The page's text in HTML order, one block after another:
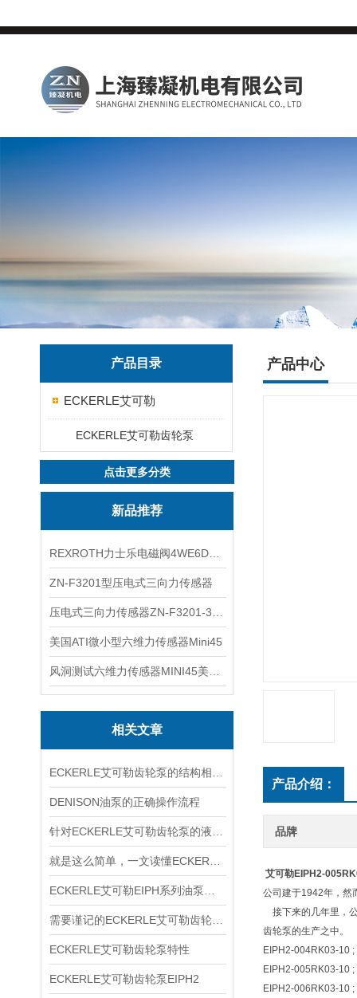
产品目录
ECKERLE艾可勒
ECKERLE艾可勒齿轮泵
点击更多分类
新品推荐
ZN-F3201型压电式三向力传感器
美国ATI微小型六维力传感器Mini45
相关文章
DENISON油泵的正确操作流程
ECKERLE艾可勒齿轮泵特性
ECKERLE艾可勒齿轮泵EIPH2
产品中心
产品介绍：
品牌
艾可勒EIPH2-
公司建于1942年，然
接下来的几年里，
齿轮泵的生产之中。
EIPH2-004RK03-10
EIPH2-005RK03-10
EIPH2-006RK03-10